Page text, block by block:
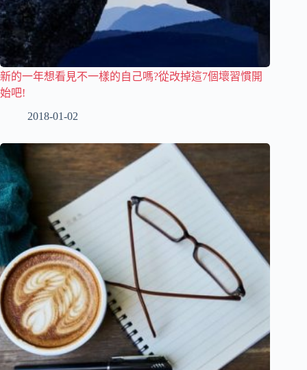
新的一年想看見不一樣的自己嗎?從改掉這7個壞習慣開
始吧!
2018-01-02